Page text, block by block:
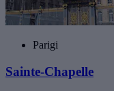
Parigi
Sainte-Chapelle